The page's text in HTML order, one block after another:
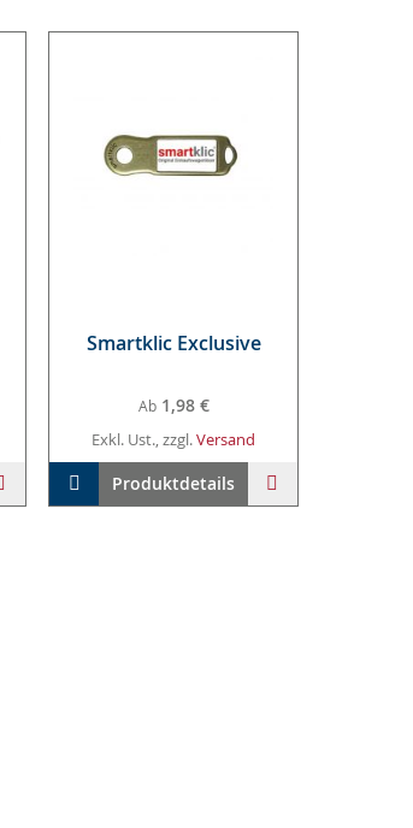
WUNSCHLISTE
HINZUFÜGEN
Smart­klic Ex­clu­si­ve
Ab 1,98 €
Exkl. Ust., zzgl.Versand
In den Warenkorb
Produktdetails
HINZUFÜGEN